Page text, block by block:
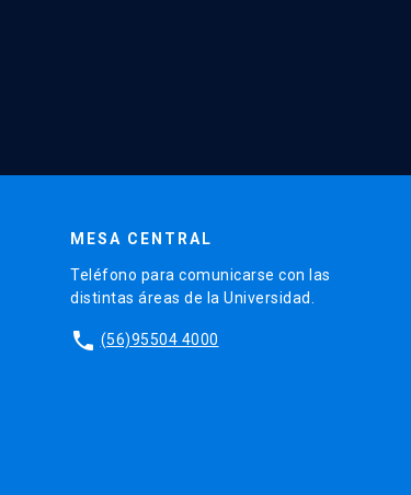
MESA CENTRAL
Teléfono para comunicarse con las
distintas áreas de la Universidad.
phone (56)95504 4000